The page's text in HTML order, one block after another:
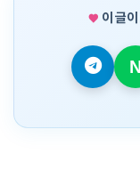
이 글